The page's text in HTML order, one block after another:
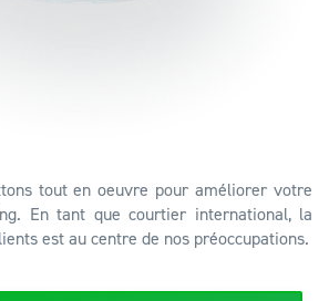
tout en oeuvre pour améliorer votre
En tant que courtier international, la
est au centre de nos préoccupations.